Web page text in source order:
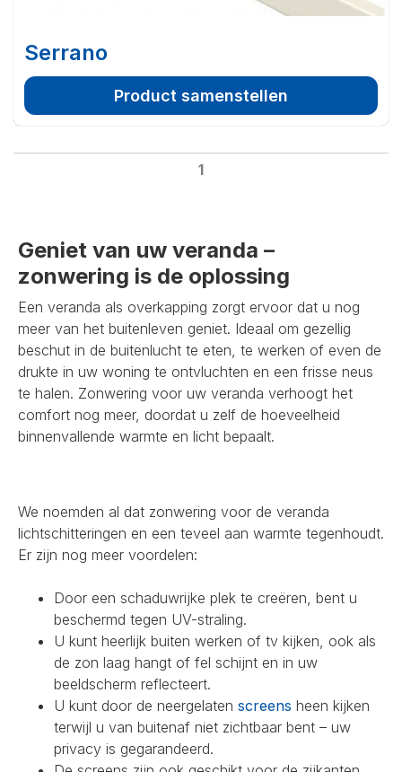
Serrano
Product samenstellen
1
Geniet van uw veranda –
zonwering is de oplossing
Een veranda als overkapping zorgt ervoor dat u nog
meer van het buitenleven geniet. Ideaal om gezellig
beschut in de buitenlucht te eten, te werken of even de
drukte in uw woning te ontvluchten en een frisse neus
te halen. Zonwering voor uw veranda verhoogt het
comfort nog meer, doordat u zelf de hoeveelheid
binnenvallende warmte en licht bepaalt.
We noemden al dat zonwering voor de veranda
lichtschitteringen en een teveel aan warmte tegenhoudt.
Er zijn nog meer voordelen:
Door een schaduwrijke plek te creëren, bent u
beschermd tegen UV-straling.
U kunt heerlijk buiten werken of tv kijken, ook als
de zon laag hangt of fel schijnt en in uw
beeldscherm reflecteert.
U kunt door de neergelaten screens heen kijken
terwijl u van buitenaf niet zichtbaar bent – uw
privacy is gegarandeerd.